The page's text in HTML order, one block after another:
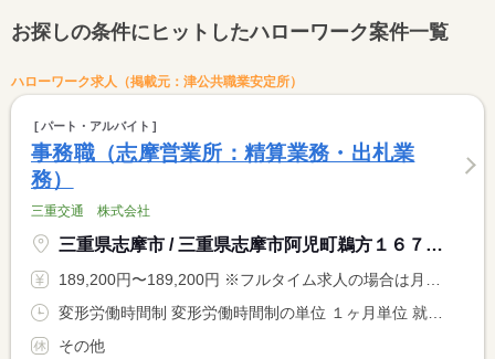
お探しの条件にヒットしたハローワーク案件一覧
ハローワーク求人（掲載元：津公共職業安定所）
パート・アルバイト
事務職（志摩営業所：精算業務・出札業
務）
三重交通 株式会社
三重県志摩市 / 三重県志摩市阿児町鵜方１６７０−２ 近鉄鵜方駅
189,200円〜189,200円 ※フルタイム求人の場合は月額（換算額）、パート求人の場合は時間額を表示しています。
その他